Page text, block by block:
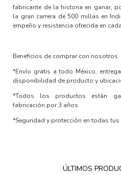
fabricante de la historia en ganar,
la gran carrera de 500 millas en
empeño y resistencia ofrecida en
Beneficios de comprar con nosotros
*Envío gratis a todo México,
disponibilidad de producto y
*Todos los productos están
fabricación por 3 años
*Seguridad y protección en todas
ÚLTIMOS